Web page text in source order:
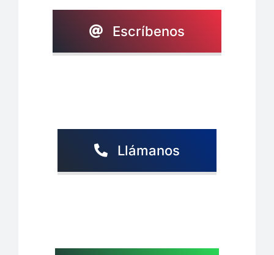
Escríbenos
Llámanos